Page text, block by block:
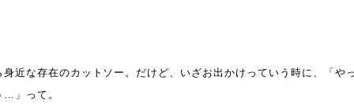
身近な存在のカットソー。だけど、いざお出かけっていう時に、「や
…」って。